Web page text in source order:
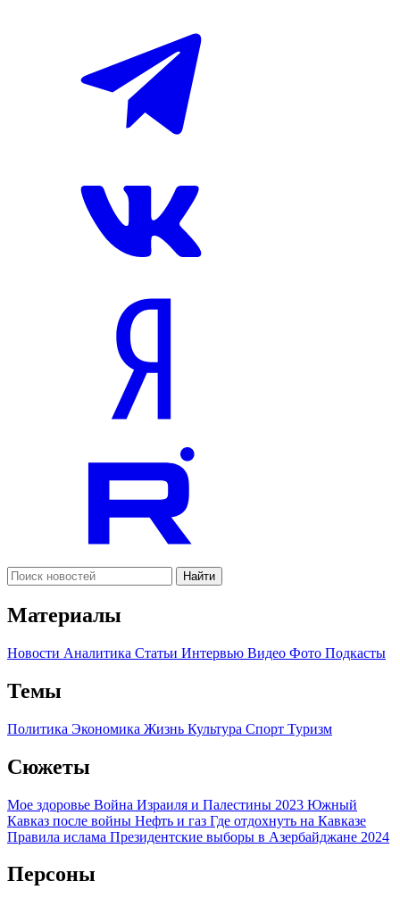
Найти
Материалы
Новости Аналитика Статьи Интервью Видео Фото Подкасты
Темы
Политика Экономика Жизнь Культура Спорт Туризм
Сюжеты
Мое здоровье Война Израиля и Палестины 2023 Южный
Кавказ после войны Нефть и газ Где отдохнуть на Кавказе
Правила ислама Президентские выборы в Азербайджане 2024
Персоны